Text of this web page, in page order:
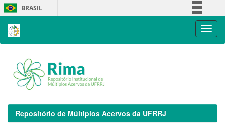
Skip
navigation
BRASIL
Repositório de Múltiplos Acervos da UFRRJ